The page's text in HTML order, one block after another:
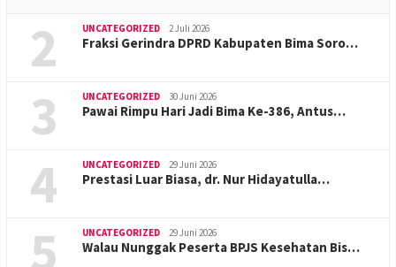
2 UNCATEGORIZED 2 Juli 2026
Fraksi Gerindra DPRD Kabupaten Bima Soro…
3 UNCATEGORIZED 30 Juni 2026
Pawai Rimpu Hari Jadi Bima Ke-386, Antus…
4 UNCATEGORIZED 29 Juni 2026
Prestasi Luar Biasa, dr. Nur Hidayatulla…
5 UNCATEGORIZED 29 Juni 2026
Walau Nunggak Peserta BPJS Kesehatan Bis…